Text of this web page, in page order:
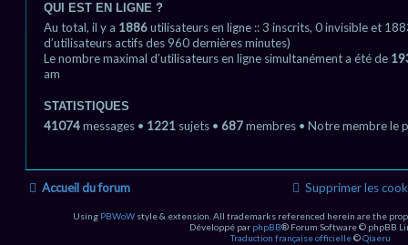
QUI EST EN LIGNE ?
Au total, il y a 1886utilisateurs en ligne :: 3 inscrits, 0 invisible et
d’utilisateurs actifs des 960 dernières minutes)
Le nombre maximal d’utilisateurs en ligne simultanément a été de
am
STATISTIQUES
41074messages • 1221 sujets • 687membres • Notre membre le
Accueil du forum Supprimer les
Using PBWoW style & extension. All trademarks referenced herein are the
Développé par phpBB® Forum Software © phpBB
Traduction française officielle©Qiaeru